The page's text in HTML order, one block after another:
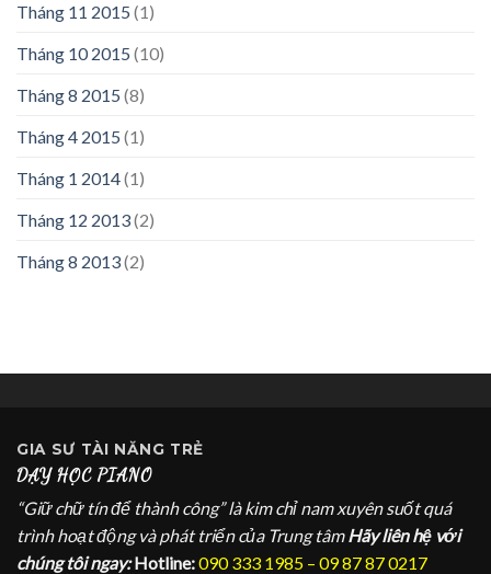
Tháng 11 2015 (1)
Tháng 10 2015 (10)
Tháng 8 2015 (8)
Tháng 4 2015 (1)
Tháng 1 2014(1)
Tháng 12 2013(2)
Tháng 8 2013(2)
GIA SƯ TÀI NĂNG TRẺ
DẠY HỌC PIANO
“Giữ chữ tín để thành công” là kim chỉ nam xuyên suốt quá
trình hoạt động và phát triển của Trung tâm Hãy liên hệ với
chúng tôi ngay: Hotline:090 333 1985 – 09 87 87 0217